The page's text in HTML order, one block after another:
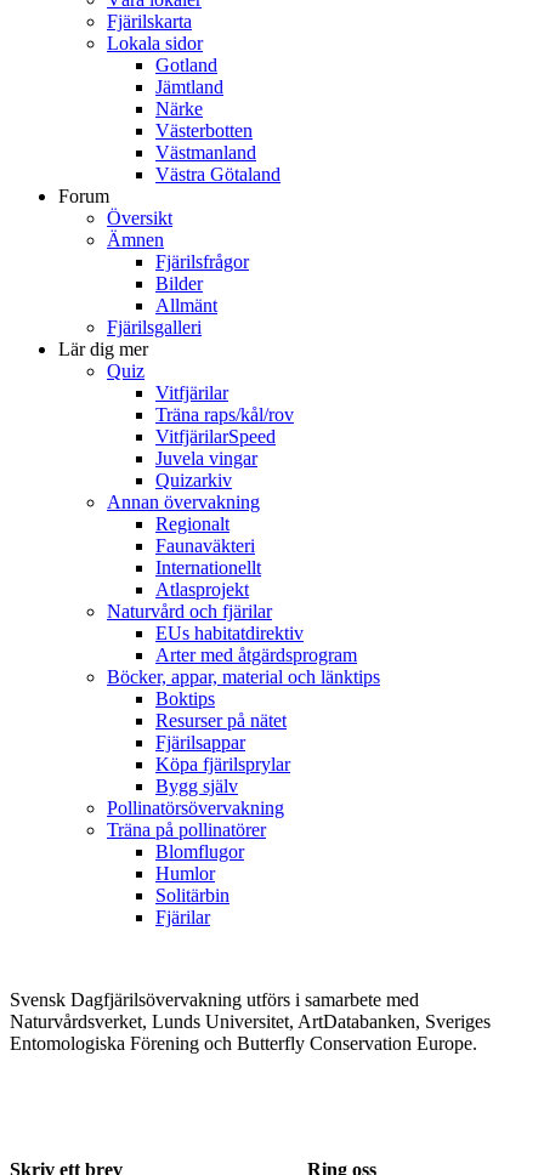
Fjärilskarta
Lokala sidor
Gotland
Jämtland
Närke
Västerbotten
Västmanland
Västra Götaland
Forum
Översikt
Ämnen
Fjärilsfrågor
Bilder
Allmänt
Fjärilsgalleri
Lär dig mer
Quiz
Vitfjärilar
Träna raps/kål/rov
VitfjärilarSpeed
Juvela vingar
Quizarkiv
Annan övervakning
Regionalt
Faunaväkteri
Internationellt
Atlasprojekt
Naturvård och fjärilar
EUs habitatdirektiv
Arter med åtgärdsprogram
Böcker, appar, material och länktips
Boktips
Resurser på nätet
Fjärilsappar
Köpa fjärilsprylar
Bygg själv
Pollinatörsövervakning
Träna på pollinatörer
Blomflugor
Humlor
Solitärbin
Fjärilar
Svensk Dagfjärilsövervakning utförs i samarbete med
Naturvårdsverket, Lunds Universitet, ArtDatabanken, Sveriges
Entomologiska Förening och Butterfly Conservation Europe.
Skriv ett brev Ring oss